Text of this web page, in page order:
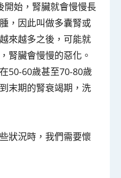
開始，腎臟就會慢慢長
，因此叫做多囊腎或
來越多之後，可能就
腎臟會慢慢的惡化。
50-60歲甚至70-80歲
末期的腎衰竭期，洗
狀況時，我們需要懷